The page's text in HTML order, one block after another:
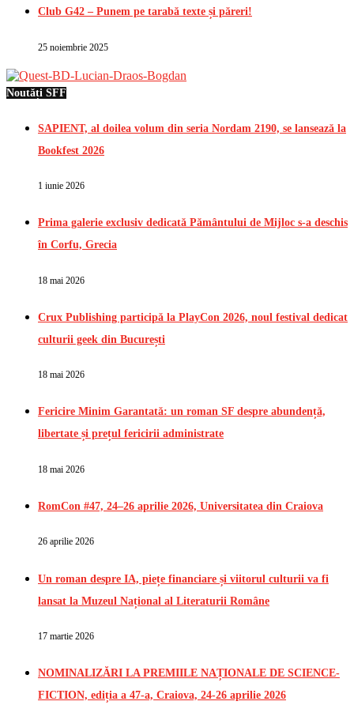
Club G42 – Punem pe tarabă texte și păreri!
25 noiembrie 2025
Noutăți SFF
SAPIENT, al doilea volum din seria Nordam 2190, se lansează la
Bookfest 2026
1 iunie 2026
Prima galerie exclusiv dedicată Pământului de Mijloc s-a deschis
în Corfu, Grecia
18 mai 2026
Crux Publishing participă la PlayCon 2026, noul festival dedicat
culturii geek din București
18 mai 2026
Fericire Minim Garantată: un roman SF despre abundență,
libertate și prețul fericirii administrate
18 mai 2026
RomCon #47, 24–26 aprilie 2026, Universitatea din Craiova
26 aprilie 2026
Un roman despre IA, piețe financiare și viitorul culturii va fi
lansat la Muzeul Național al Literaturii Române
17 martie 2026
NOMINALIZĂRI LA PREMIILE NAȚIONALE DE SCIENCE-
FICTION, ediția a 47-a, Craiova, 24-26 aprilie 2026